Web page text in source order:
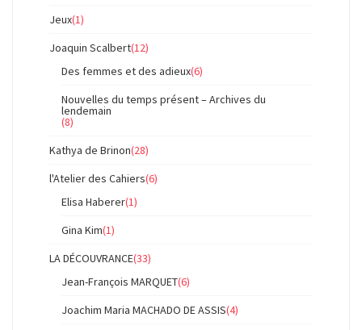
Jeux(1)
Joaquin Scalbert(12)
Des femmes et des adieux(6)
Nouvelles du temps présent – Archives du
lendemain
(8)
Kathya de Brinon(28)
l'Atelier des Cahiers(6)
Elisa Haberer(1)
Gina Kim(1)
LA DÉCOUVRANCE(33)
Jean-François MARQUET(6)
Joachim Maria MACHADO DE ASSIS(4)